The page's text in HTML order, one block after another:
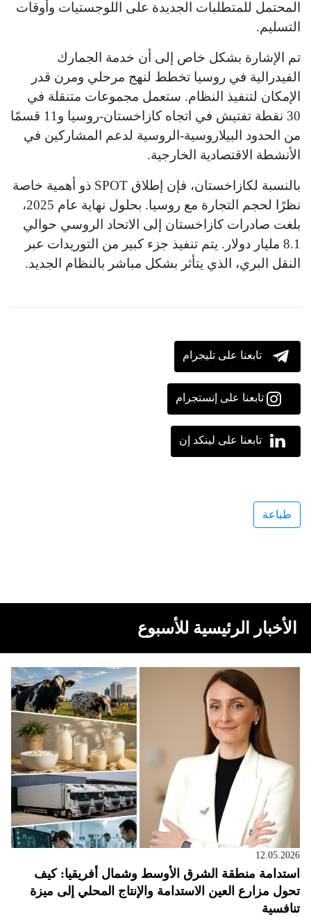
المحتمل للمتطلبات الجديدة على اللوجستيات وأوقات
التسليم.
تم الإشارة بشكل خاص إلى أن خدمة الجمارك
الفيدرالية في روسيا تخطط لنهج مرحلي ومرن قدر
الإمكان لتنفيذ النظام. ستعمل مجموعات متنقلة في
30 نقطة تفتيش في اتجاه كازاخستان-روسيا و11 قسمًا
من الحدود البيلاروسية-الروسية لدعم المشاركين في
الأنشطة الاقتصادية الخارجية.
بالنسبة لكازاخستان، فإن إطلاق SPOT ذو أهمية خاصة
نظرًا لحجم التجارة مع روسيا. بحلول نهاية عام 2025،
بلغت صادرات كازاخستان إلى الاتحاد الروسي حوالي
8.1 مليار دولار. يتم تنفيذ جزء كبير من التوريدات عبر
النقل البري، الذي يتأثر بشكل مباشر بالنظام الجديد.
تابعنا على تليجرام
تابعنا على إنستجرام
تابعنا على لينكد إن
طباعة
الأخبار الرئيسية للأسبوع
12.05.2026
استدامة منطقة الشرق الأوسط وشمال أفريقيا: كيف
تحول مزارع العين الاستدامة والإنتاج المحلي إلى ميزة
تنافسية